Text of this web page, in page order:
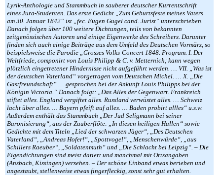
Lyrik-Anthologie und Stammbuch in sauberer deutscher Kurrentschrift
eines Jura-Studenten. Das erste Gedicht „Zum Geburtsfeste meines Vaters
am 30. Januar 1842“ ist „fec. Eugen Gugel cand. Jurist“ unterschrieben.
Danach folgen über 100 weitere Dichtungen, teils von bekannten
zeitgenössischen Autoren und einige Eigenwerke des Schreibers. Darunter
finden sich auch einige Beiträge aus dem Umfeld des Deutschen Vormärz, so
beispielsweise die Parodie „Grosses Volks-Concert 1848. Program. I. Der
Weltfriede, componirt von Louis Philipp & C. v. Metternich; kann wegen
plötzlich eingetretener Hindernisse nicht aufgeführt werden. … VII. „Was ist
der deutschen Vaterland“ vorgetragen vom Deutschen Michel. … X. „Die
Gastfreundschaft“ … gesprochen bei der Ankunft Louis Philipps bei der
Königin Victoria.“ Danach folgt: „Das Alles der Gegenwart. Frankreich
stiftet alles. England vergiftet alles. Russland verwüstet alles. … Schweiz
lacht über alles. … Bayern pfeift auf alles. … Baden probirt allles“ u.s.w.
Außerdem enthält das Stammbuch „Der Jud Seligmann bei seiner
Baronisierung“, aus der Zauberflöte: „In diesen heiligen Hallen“ sowie
Gedichte mit dem Titeln „Lied der schwarzen Jäger“, „Des Deutschen
Vaterland“, „Andreas Hofer!“, „Spottvogel“, „Menschenwürde“, „aus
Schillers Raeuber“, „Soldatenmuth“ und „Die Schlacht bei Leipzig“. – Die
Eigendichtungen sind meist datiert und manchmal mit Ortsangaben
(Ansbach, Kissingen) versehen. – Der schöne Einband etwas berieben und
angestaubt, stellenweise etwas fingerfleckig, sonst sehr gut erhalten.